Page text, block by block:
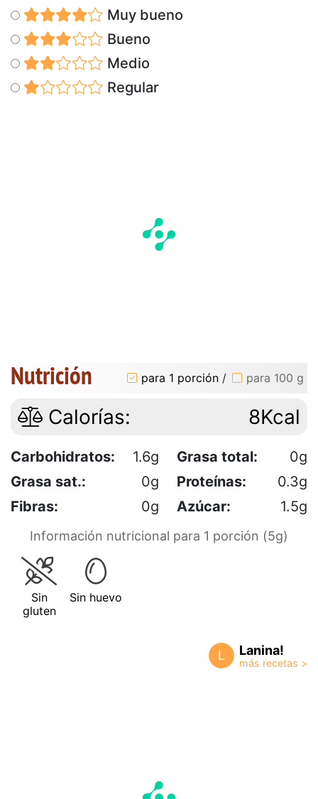
Muy bueno
Bueno
Medio
Regular
Nutrición para 1 porción / para 100 g
Calorías: 8Kcal
Carbohidratos: 1.6g Grasa total:
0g
Grasa sat.:
0g Proteínas:
0.3g
Fibras:
0g Azúcar: 1.5g
Información nutricional para 1 porción (5g)
Sin
gluten
Sin huevo
L Lanina!